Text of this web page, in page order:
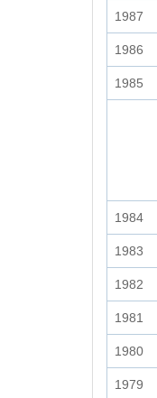
1987
1986
1985
1984
1983
1982
1981
1980
1979